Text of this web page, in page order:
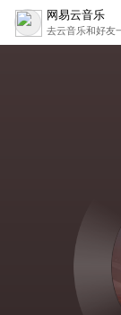
网易云音乐
去云音乐和好友